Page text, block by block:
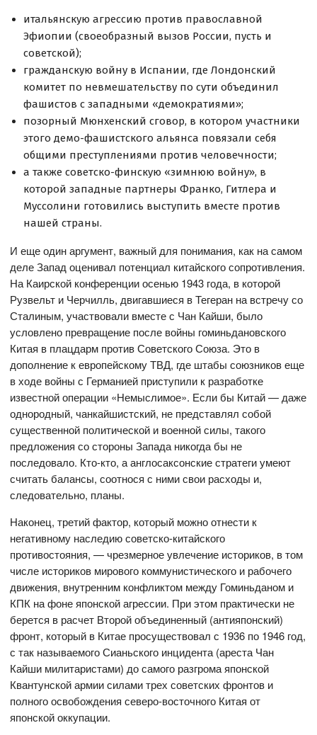
итальянскую агрессию против православной
Эфиопии (своеобразный вызов России, пусть и
советской);
гражданскую войну в Испании, где Лондонский
комитет по невмешательству по сути объединил
фашистов с западными «демократиями»;
позорный Мюнхенский сговор, в котором участники
этого демо-фашистского альянса повязали себя
общими преступлениями против человечности;
а также советско-финскую «зимнюю войну», в
которой западные партнеры Франко, Гитлера и
Муссолини готовились выступить вместе против
нашей страны.
И еще один аргумент, важный для понимания, как на самом
деле Запад оценивал потенциал китайского сопротивления.
На Каирской конференции осенью 1943 года, в которой
Рузвельт и Черчилль, двигавшиеся в Тегеран на встречу со
Сталиным, участвовали вместе с Чан Кайши, было
условлено превращение после войны гоминьдановского
Китая в плацдарм против Советского Союза. Это в
дополнение к европейскому ТВД, где штабы союзников еще
в ходе войны с Германией приступили к разработке
известной операции «Немыслимое». Если бы Китай — даже
однородный, чанкайшистский, не представлял собой
существенной политической и военной силы, такого
предложения со стороны Запада никогда бы не
последовало. Кто-кто, а англосаксонские стратеги умеют
считать балансы, соотнося с ними свои расходы и,
следовательно, планы.
Наконец, третий фактор, который можно отнести к
негативному наследию советско-китайского
противостояния, — чрезмерное увлечение историков, в том
числе историков мирового коммунистического и рабочего
движения, внутренним конфликтом между Гоминьданом и
КПК на фоне японской агрессии. При этом практически не
берется в расчет Второй объединенный (антияпонский)
фронт, который в Китае просуществовал с 1936 по 1946 год,
с так называемого Сианьского инцидента (ареста Чан
Кайши милитаристами) до самого разгрома японской
Квантунской армии силами трех советских фронтов и
полного освобождения северо-восточного Китая от
японской оккупации.